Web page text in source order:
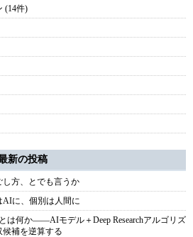
(14件)
新の投稿
方、とでも言うか
に、個別は人間に
は何か――AIモデル＋Deep Researchアルゴリズ
補を逆算する